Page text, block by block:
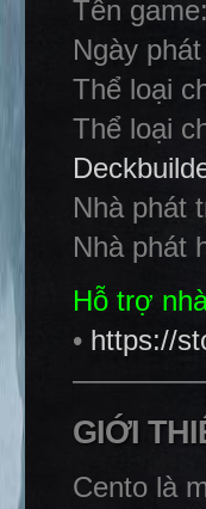
Tên
Ngày
Thể loại
Thể loại
Nhà phát
Nhà phát
Hỗ trợ
• https://
GIỚI
Cento là